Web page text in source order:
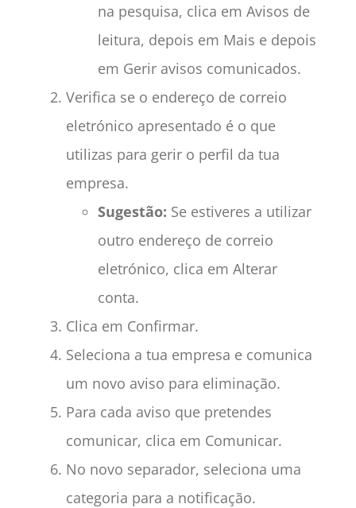
na pesquisa, clica em Avisos de
leitura, depois em Mais e depois
em Gerir avisos comunicados.
Verifica se o endereço de correio
eletrónico apresentado é o que
utilizas para gerir o perfil da tua
empresa.
Sugestão: Se estiveres a utilizar
outro endereço de correio
eletrónico, clica em Alterar
conta.
Clica em Confirmar.
Seleciona a tua empresa e comunica
um novo aviso para eliminação.
Para cada aviso que pretendes
comunicar, clica em Comunicar.
No novo separador, seleciona uma
categoria para a notificação.